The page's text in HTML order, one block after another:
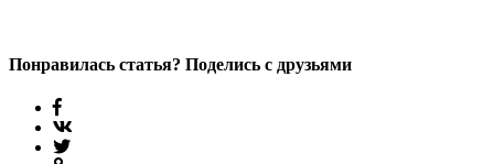
Понравилась статья? Поделись с друзьями